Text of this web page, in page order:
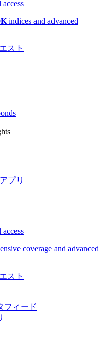
access
indices and advanced
スト
プリ
access
coverage and advanced
スト
フィード